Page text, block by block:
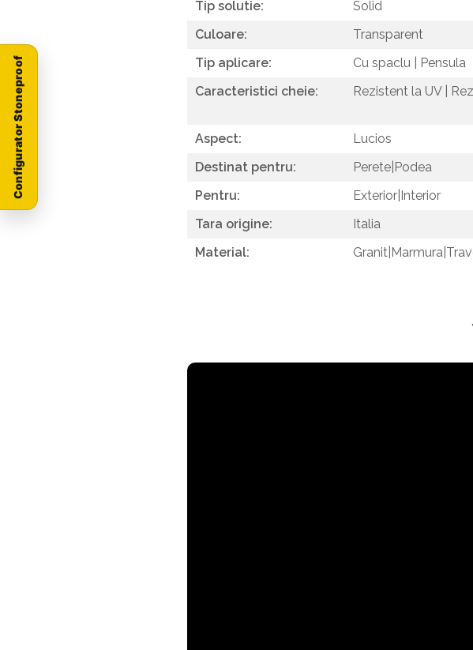
Tip solutie:
Solid
Culoare:
Transparent
Tip aplicare:
Cu spaclu | Pensula
Caracteristici cheie:
Rezistent la UV |
Aspect:
Lucios
Destinat pentru:
Perete|Podea
Pentru:
Exterior|Interior
Tara origine:
Italia
Material:
Configurator Stoneproof